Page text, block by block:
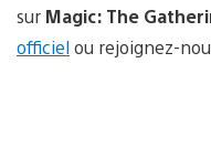
sur Magic: The
officielou rejoignez-